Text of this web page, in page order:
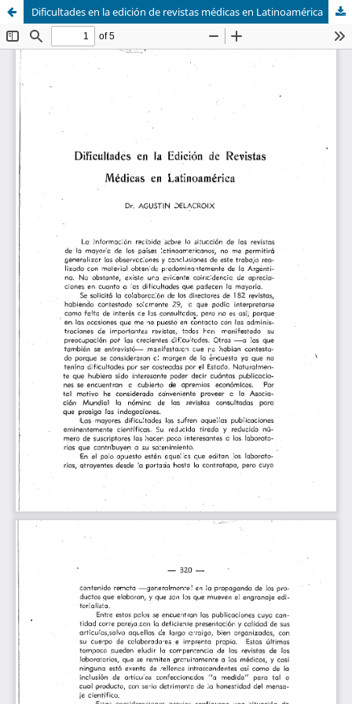
Dificultades en la edición de revistas médicas en Latinoamérica